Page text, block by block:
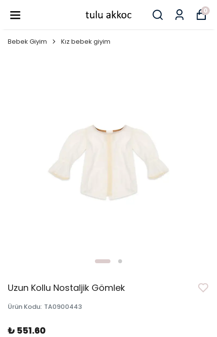
0
Bebek Giyim Kız bebek giyim
Uzun Kollu Nostaljik Gömlek
Ürün Kodu: TA0900443
₺ 551.60